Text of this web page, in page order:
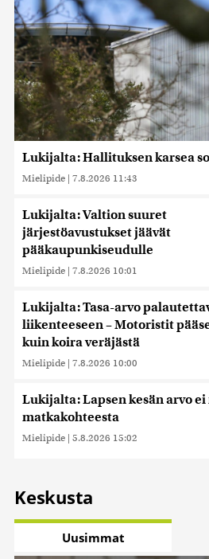
Lukijalta: Hallituksen karsea
Mielipide | 7.8.2026 11:43
Lukijalta: Valtion suuret
järjestöavustukset jäävät
pääkaupunkiseudulle
Mielipide | 7.8.2026 10:01
Lukijalta: Tasa-arvo
liikenteeseen – Motoristit
kuin koira veräjästä
Mielipide | 7.8.2026 10:00
Lukijalta: Lapsen kesän arvo
matkakohteesta
Mielipide | 5.8.2026 15:02
Keskusta
Uusimmat